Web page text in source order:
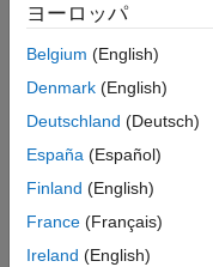
Base workspace
Model workspace
Data
model.
saves the
ヨーロッパ
Belgium (English)
Denmark (English)
Deutschland (Deutsch)
España (Español)
Finland (English)
France (Français)
Ireland (English)